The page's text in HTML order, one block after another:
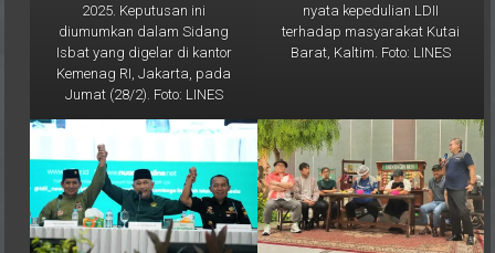
diumumkan dalam Sidang
Isbat yang digelar di kantor
Kemenag RI, Jakarta, pada
Jumat (28/2). Foto: LINES
terhadap masyarakat Kutai
Barat, Kaltim. Foto: LINES